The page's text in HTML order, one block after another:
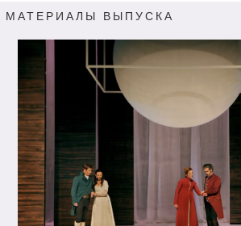
МАТЕРИАЛЫ ВЫПУСКА